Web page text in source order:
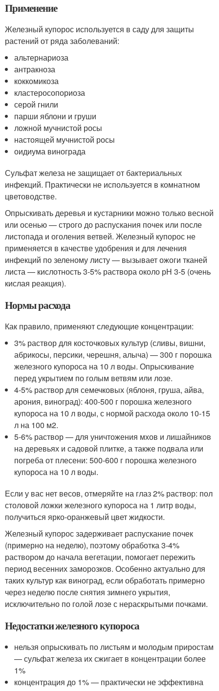
Применение
Железный купорос используется в саду для защиты
растений от ряда заболеваний:
альтернариоза
антракноза
коккомикоза
кластеросопориоза
серой гнили
парши яблони и груши
ложной мучнистой росы
настоящей мучнистой росы
оидиума винограда
Сульфат железа не защищает от бактериальных
инфекций. Практически не используется в комнатном
цветоводстве.
Опрыскивать деревья и кустарники можно только весной
или осенью — строго до распускания почек или после
листопада и оголения ветвей. Железный купорос не
применяется в качестве удобрения и для лечения
инфекций по зеленому листу — вызывает ожоги тканей
листа — кислотность 3-5% раствора около рН 3-5 (очень
кислая реакция).
Нормы расхода
Как правило, применяют следующие концентрации:
3% раствор для косточковых культур (сливы, вишни,
абрикосы, персики, черешня, алыча) — 300 г порошка
железного купороса на 10 л воды. Опрыскивание
перед укрытием по голым ветвям или лозе.
4-5% раствор для семечковых (яблоня, груша, айва,
арония, виноград): 400-500 г порошка железного
купороса на 10 л воды, с нормой расхода около 10-15
л на 100 м2.
5-6% раствор — для уничтожения мхов и лишайников
на деревьях и садовой плитке, а также подвала или
погреба от плесени: 500-600 г порошка железного
купороса на 10 л воды.
Если у вас нет весов, отмеряйте на глаз 2% раствор: пол
столовой ложки железного купороса на 1 литр воды,
получиться ярко-оранжевый цвет жидкости.
Железный купорос задерживает распускание почек
(примерно на неделю), поэтому обработка 3-4%
раствором до начала вегетации, помогает пережить
период весенних заморозков. Особенно актуально для
таких культур как виноград, если обработать примерно
через неделю после снятия зимнего укрытия,
исключительно по голой лозе с нераскрытыми почками.
Недостатки железного купороса
нельзя опрыскивать по листьям и молодым приростам
— сульфат железа их сжигает в концентрации более
1%
концентрация до 1% — практически не эффективна